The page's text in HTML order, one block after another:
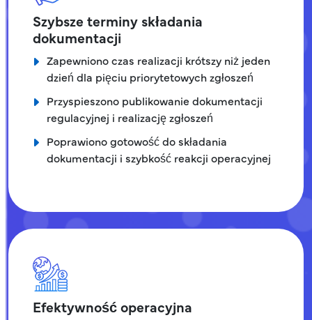
Szybsze terminy składania
dokumentacji
Zapewniono czas realizacji krótszy niż jeden
dzień dla pięciu priorytetowych zgłoszeń
Przyspieszono publikowanie dokumentacji
regulacyjnej i realizację zgłoszeń
Poprawiono gotowość do składania
dokumentacji i szybkość reakcji operacyjnej
Efektywność operacyjna